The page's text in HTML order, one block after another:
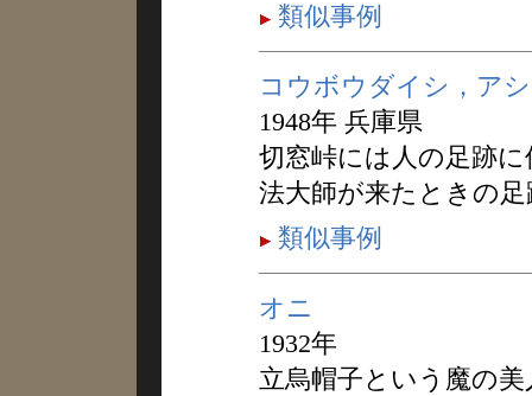
類似事例
コウボウダイシ，ア
1948年 兵庫県
切窓峠には人の足跡
法大師が来たときの
類似事例
オニ
1932年
立烏帽子という魔の